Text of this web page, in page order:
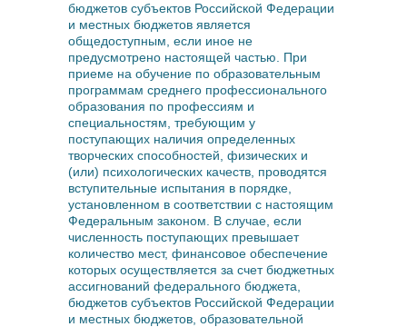
бюджетов субъектов Российской Федерации
и местных бюджетов является
общедоступным, если иное не
предусмотрено настоящей частью. При
приеме на обучение по образовательным
программам среднего профессионального
образования по профессиям и
специальностям, требующим у
поступающих наличия определенных
творческих способностей, физических и
(или) психологических качеств, проводятся
вступительные испытания в порядке,
установленном в соответствии с настоящим
Федеральным законом. В случае, если
численность поступающих превышает
количество мест, финансовое обеспечение
которых осуществляется за счет бюджетных
ассигнований федерального бюджета,
бюджетов субъектов Российской Федерации
и местных бюджетов, образовательной